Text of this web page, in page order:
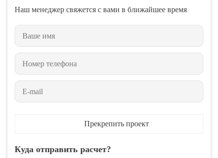
Наш менеджер свяжется с вами в ближайшее время
Прекрепить проект
Куда отправить расчет?